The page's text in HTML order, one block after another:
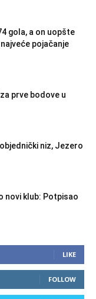
gola, a on uopšte
pojačanje
prve bodove u
niz, Jezero
novi klub: Potpisao
LIKE
FOLLOW